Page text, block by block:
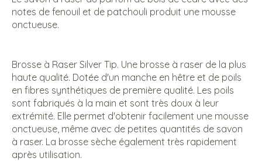
notes de fenouil et de patchouli produit une mousse
onctueuse.
Brosse à Raser Silver Tip. Une brosse à raser de la plus
haute qualité. Dotée d'un manche en hêtre et de poils
en fibres synthétiques de première qualité. Les poils
sont fabriqués à la main et sont très doux à leur
extrémité. Elle permet d'obtenir facilement une mousse
onctueuse, même avec de petites quantités de savon
à raser. La brosse sèche également très rapidement
après utilisation.